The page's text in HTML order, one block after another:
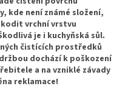
kde není známé složení,
vrchní vrstvu
je i kuchyňská sůl.
čistících prostředků
dochází k poškození
a na vzniklé závady
reklamace!